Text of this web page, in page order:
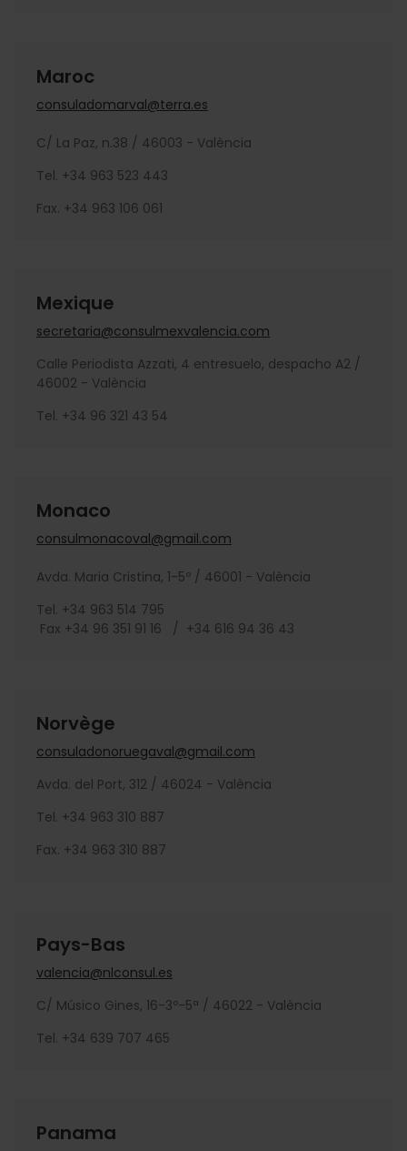
Maroc
consuladomarval@terra.es
C/ La Paz, n.38 / 46003 - València
Tel. +34 963 523 443
Fax. +34 963 106 061
Mexique
secretaria@consulmexvalencia.com
Calle Periodista Azzati, 4 entresuelo, despacho A2 /
46002 - València
Tel. +34 96 321 43 54
Monaco
consulmonacoval@gmail.com
Avda. Maria Cristina, 1-5º / 46001 - València
Tel. +34 963 514 795
Fax +34 96 351 91 16 / +34 616 94 36 43
Norvège
consuladonoruegaval@gmail.com
Avda. del Port, 312 / 46024 - València
Tel. +34 963 310 887
Fax. +34 963 310 887
Pays-Bas
valencia@nlconsul.es
C/ Músico Gines, 16-3º-5ª / 46022 - València
Tel. +34 639 707 465
Panama